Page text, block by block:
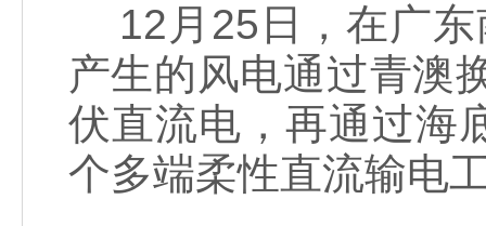
12月25日，在广东
产生的风电通过青澳
伏直流电，再通过海
个多端柔性直流输电